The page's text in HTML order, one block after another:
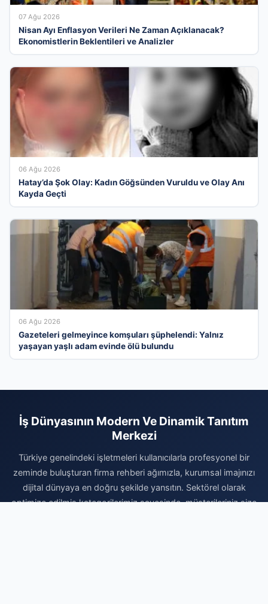
07 Ağu 2026
Nisan Ayı Enflasyon Verileri Ne Zaman Açıklanacak?
Ekonomistlerin Beklentileri ve Analizler
06 Ağu 2026
Hatay’da Şok Olay: Kadın Göğsünden Vuruldu ve Olay Anı
Kayda Geçti
06 Ağu 2026
Gazeteleri gelmeyince komşuları şüphelendi: Yalnız
yaşayan yaşlı adam evinde ölü bulundu
İş Dünyasının Modern Ve Dinamik Tanıtım
Merkezi
Türkiye genelindeki işletmeleri kullanıcılarla profesyonel bir
zeminde buluşturan firma rehberi ağımızla, kurumsal imajınızı
dijital dünyaya en doğru şekilde yansıtın. Sektörel olarak
optimize edilmiş kategorilerimiz sayesinde, müşterileriniz size